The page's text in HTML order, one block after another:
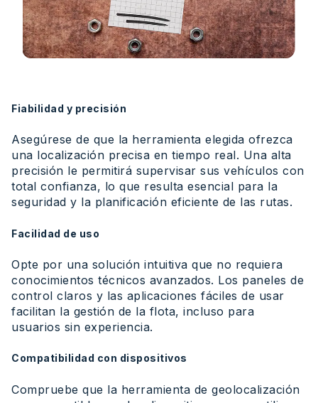
Fiabilidad y precisión
Asegúrese de que la herramienta elegida ofrezca
una localización precisa en tiempo real. Una alta
precisión le permitirá supervisar sus vehículos con
total confianza, lo que resulta esencial para la
seguridad y la planificación eficiente de las rutas.
Facilidad de uso
Opte por una solución intuitiva que no requiera
conocimientos técnicos avanzados. Los paneles de
control claros y las aplicaciones fáciles de usar
facilitan la gestión de la flota, incluso para
usuarios sin experiencia.
Compatibilidad con dispositivos
Compruebe que la herramienta de geolocalización